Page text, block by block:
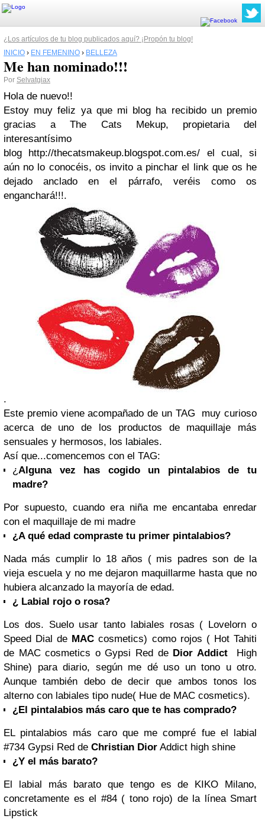
¿Los artículos de tu blog publicados aquí? ¡Propón tu blog!
INICIO › EN FEMENINO › BELLEZA
Me han nominado!!!
Por Selvatgiax
Hola de nuevo!!
Estoy muy feliz ya que mi blog ha recibido un premio
gracias a The Cats Mekup, propietaria del
interesantísimo
blog http://thecatsmakeup.blogspot.com.es/ el cual, si
aún no lo conocéis, os invito a pinchar el link que os he
dejado anclado en el párrafo, veréis como os
enganchará!!!.
.
Este premio viene acompañado de un TAG muy curioso
acerca de uno de los productos de maquillaje más
sensuales y hermosos, los labiales.
Así que...comencemos con el TAG:
¿Alguna vez has cogido un pintalabios de tu
madre?
Por supuesto, cuando era niña me encantaba enredar
con el maquillaje de mi madre
¿A qué edad compraste tu primer pintalabios?
Nada más cumplir lo 18 años ( mis padres son de la
vieja escuela y no me dejaron maquillarme hasta que no
hubiera alcanzado la mayoría de edad.
¿ Labial rojo o rosa?
Los dos. Suelo usar tanto labiales rosas ( Lovelorn o
Speed Dial de MAC cosmetics) como rojos ( Hot Tahiti
de MAC cosmetics o Gypsi Red de Dior AddictHigh
Shine) para diario, según me dé uso un tono u otro.
Aunque también debo de decir que ambos tonos los
alterno con labiales tipo nude( Hue de MAC cosmetics).
¿El pintalabios más caro que te has comprado?
EL pintalabios más caro que me compré fue el labial
#734 Gypsi Red de Christian Dior Addict high shine
¿Y el más barato?
El labial más barato que tengo es de KIKO Milano,
concretamente es el #84 ( tono rojo) de la línea Smart
Lipstick